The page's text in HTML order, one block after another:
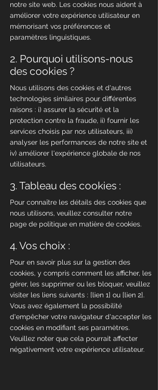
notre site web. Les cookies nous aident à
améliorer votre expérience utilisateur en
mémorisant vos préférences et
paramètres linguistiques.
2. Pourquoi utilisons-nous
des cookies ?
Nous utilisons des cookies et d'autres
technologies similaires pour différentes
raisons : i) assurer la sécurité et la
protection contre la fraude, ii) fournir les
services choisis par nos utilisateurs, iii)
analyser les performances de notre site et
iv) améliorer l'expérience globale de nos
utilisateurs.
3. Tableau des cookies :
Pour connaître les détails des cookies que
nous utilisons, veuillez consulter notre
page de politique en matière de cookies.
4. Vos choix :
Pour en savoir plus sur la gestion des
cookies, y compris comment les afficher, les
gérer, les supprimer ou les bloquer, veuillez
visiter les liens suivants : [lien 1] ou [lien 2].
Vous avez également la possibilité
d'empêcher votre navigateur d'accepter les
cookies en modifiant ses paramètres.
Veuillez noter que cela pourrait affecter
négativement votre expérience utilisateur.